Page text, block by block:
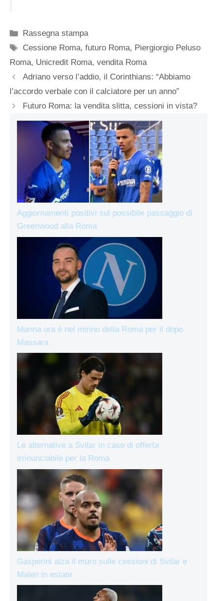
Categorie
Rassegna stampa
Tag
Cessione Roma,futuro Roma, Piergiorgio Peluso
Roma, Unicredit Roma, vendita Roma
Adriano verso l’addio, il Corinthians: “Abbiamo
l’accordo verbale con il calciatore per un anno”
Futuro Roma: la vendita slitta, cessioni in vista?
Aggiornamenti positivi sul possibile passaggio di
Greenwood alla Roma
Manna ora è nel mirino della Roma per il dopo
Massara
Le alternative a Svilar in caso di offerta
irrinunciabile per la Roma
Gasperini alza il muro sulle cessioni di Svilar e
Malen in estate